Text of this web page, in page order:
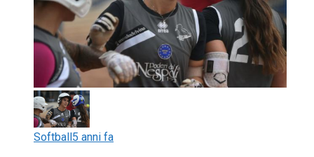
Softball 5 anni fa